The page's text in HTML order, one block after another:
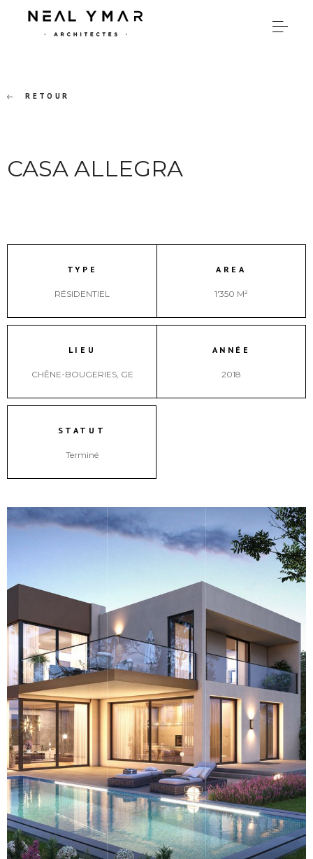
RETOUR
CASA ALLEGRA
TYPE
RÉSIDENTIEL
AREA
1'350 M²
LIEU
CHÊNE-BOUGERIES, GE
ANNÉE
2018
STATUT
Terminé